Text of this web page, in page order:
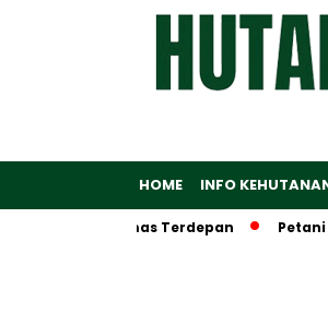
HOME INFO
Digital Emas Terdepan Petani